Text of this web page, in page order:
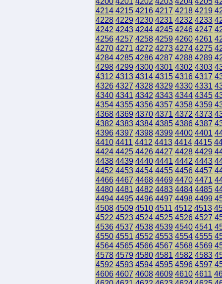
4214 4215 4216 4217 4218 4219
4228 4229 4230 4231 4232 4233
4242 4243 4244 4245 4246 4247
4256 4257 4258 4259 4260 4261
4270 4271 4272 4273 4274 4275
4284 4285 4286 4287 4288 4289
4298 4299 4300 4301 4302 4303
4312 4313 4314 4315 4316 4317
4326 4327 4328 4329 4330 4331
4340 4341 4342 4343 4344 4345
4354 4355 4356 4357 4358 4359
4368 4369 4370 4371 4372 4373
4382 4383 4384 4385 4386 4387
4396 4397 4398 4399 4400 4401
4410 4411 4412 4413 4414 4415
4424 4425 4426 4427 4428 4429
4438 4439 4440 4441 4442 4443
4452 4453 4454 4455 4456 4457
4466 4467 4468 4469 4470 4471
4480 4481 4482 4483 4484 4485
4494 4495 4496 4497 4498 4499
4508 4509 4510 4511 4512 4513
4522 4523 4524 4525 4526 4527
4536 4537 4538 4539 4540 4541
4550 4551 4552 4553 4554 4555
4564 4565 4566 4567 4568 4569
4578 4579 4580 4581 4582 4583
4592 4593 4594 4595 4596 4597
4606 4607 4608 4609 4610 4611